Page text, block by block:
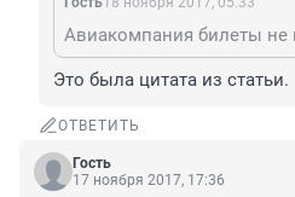
Это была цитата из статьи.
ОТВЕТИТЬ
Гость
17 ноября 2017, 17:36